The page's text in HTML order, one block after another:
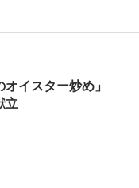
オイスター炒め」
立